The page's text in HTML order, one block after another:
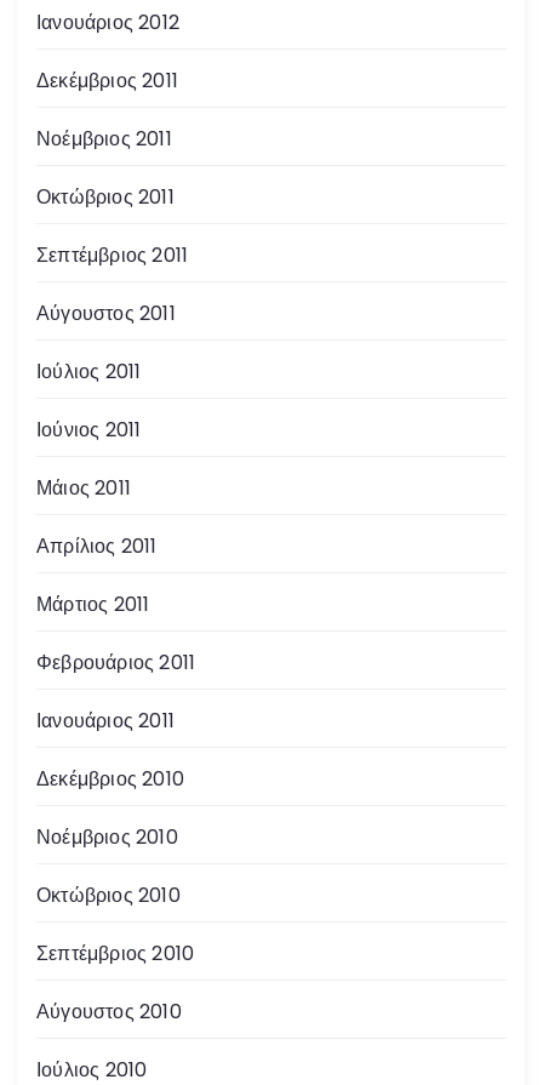
Ιανουάριος 2012
Δεκέμβριος 2011
Νοέμβριος 2011
Οκτώβριος 2011
Σεπτέμβριος 2011
Αύγουστος 2011
Ιούλιος 2011
Ιούνιος 2011
Μάιος 2011
Απρίλιος 2011
Μάρτιος 2011
Φεβρουάριος 2011
Ιανουάριος 2011
Δεκέμβριος 2010
Νοέμβριος 2010
Οκτώβριος 2010
Σεπτέμβριος 2010
Αύγουστος 2010
Ιούλιος 2010